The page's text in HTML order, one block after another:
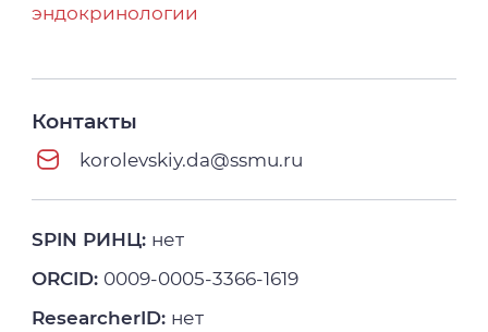
эндокринологии
Контакты
korolevskiy.da@ssmu.ru
SPIN РИНЦ: нет
ORCID: 0009-0005-3366-1619
ResearcherID: нет